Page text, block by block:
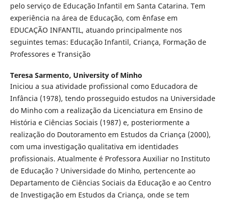
pelo serviço de Educação Infantil em Santa Catarina. Tem
experiência na área de Educação, com ênfase em
EDUCAÇÃO INFANTIL, atuando principalmente nos
seguintes temas: Educação Infantil, Criança, Formação de
Professores e Transição
Teresa Sarmento, University of Minho
Iniciou a sua atividade profissional como Educadora de
Infância (1978), tendo prosseguido estudos na Universidade
do Minho com a realização da Licenciatura em Ensino de
História e Ciências Sociais (1987) e, posteriormente a
realização do Doutoramento em Estudos da Criança (2000),
com uma investigação qualitativa em identidades
profissionais. Atualmente é Professora Auxiliar no Instituto
de Educação ? Universidade do Minho, pertencente ao
Departamento de Ciências Sociais da Educação e ao Centro
de Investigação em Estudos da Criança, onde se tem